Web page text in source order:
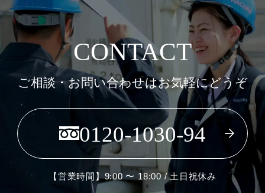
CONTACT
ご相談・お問い合わせはお気軽にどうぞ
0120-1030-94
【営業時間】9:00 〜 18:00 / 土日祝休み